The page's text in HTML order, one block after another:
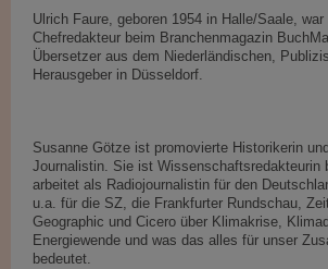
Ulrich Faure, geboren 1954 in Halle/Saale,
Chefredakteur beim Branchenmagazin
Übersetzer aus dem Niederländischen,
Herausgeber in Düsseldorf.
Susanne Götze ist promovierte Historikerin
Journalistin. Sie ist Wissenschaftsredakteurin
arbeitet als Radiojournalistin für den
u.a. für die SZ, die Frankfurter Rundschau,
Geographic und Cicero über Klimakrise,
Energiewende und was das alles für unser
bedeutet.